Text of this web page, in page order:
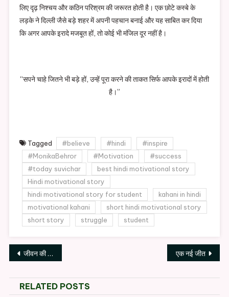
लिए दृढ़ निश्चय और कठिन परिश्रम की जरूरत होती है। एक छोटे कस्बे के
लड़के ने दिल्ली जैसे बड़े शहर में अपनी पहचान बनाई और यह साबित कर दिया
कि अगर आपके इरादे मजबूत हों, तो कोई भी मंजिल दूर नहीं है।
“सपने चाहे जितने भी बड़े हों, उन्हें पूरा करने की ताकत सिर्फ आपके इरादों में होती
है।”
Tagged #believe #hindi
#inspire
#MonikaBehror
#Motivation
#success
#today suvichar
best hindi motivational story
Hindi motivational story
hindi motivational story for student
kahani in hindi
motivational kahani
short hindi motivational story
short story
struggle student
Post
navigation
जीवन की प्रेरणा एक नई जीत
RELATED POSTS